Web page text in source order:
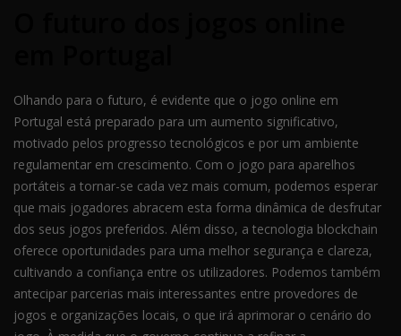
Olhando para o futuro, é evidente que o jogo online em
Portugal está preparado para um aumento significativo,
motivado pelos progresso tecnológicos e por um ambiente
regulamentar em crescimento. Com o jogo para aparelhos
portáteis a tornar-se cada vez mais comum, podemos esperar
que mais jogadores abracem esta forma dinâmica de desfrutar
dos seus jogos preferidos. Além disso, a tecnologia blockchain
oferece oportunidades para uma melhor segurança e clareza,
cultivando a confiança entre os utilizadores. Podemos também
antecipar parcerias mais interessantes entre provedores de
jogos e organizações locais, o que irá aprimorar o cenário do